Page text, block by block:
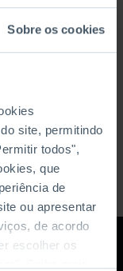
Sobre os cookies
site, permitindo
todos",
que
de
ou apresentar
de acordo
escolher os